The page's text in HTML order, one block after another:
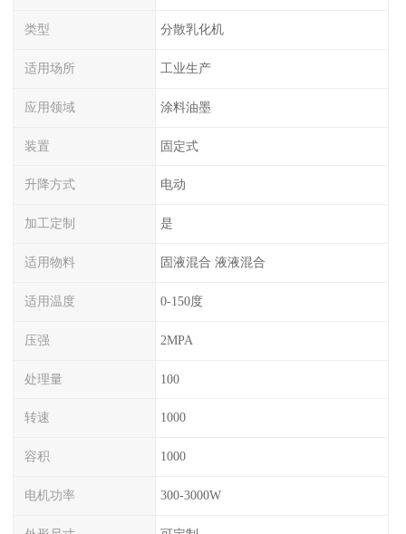
类型 分散乳化机
适用场所 工业生产
应用领域 涂料油墨
装置 固定式
升降方式 电动
加工定制 是
适用物料 固液混合 液液混合
适用温度 0-150度
压强 2MPA
处理量 100
转速 1000
容积 1000
电机功率 300-3000W